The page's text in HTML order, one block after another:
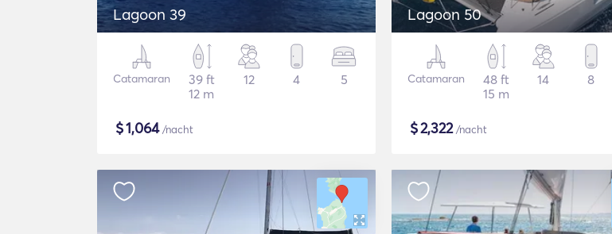
Lagoon 39
Catamaran
39 ft
12 m
12 4 5
$1,064/nacht
Lagoon 50
Catamaran
48 ft
15 m
14 8
$2,322/nacht